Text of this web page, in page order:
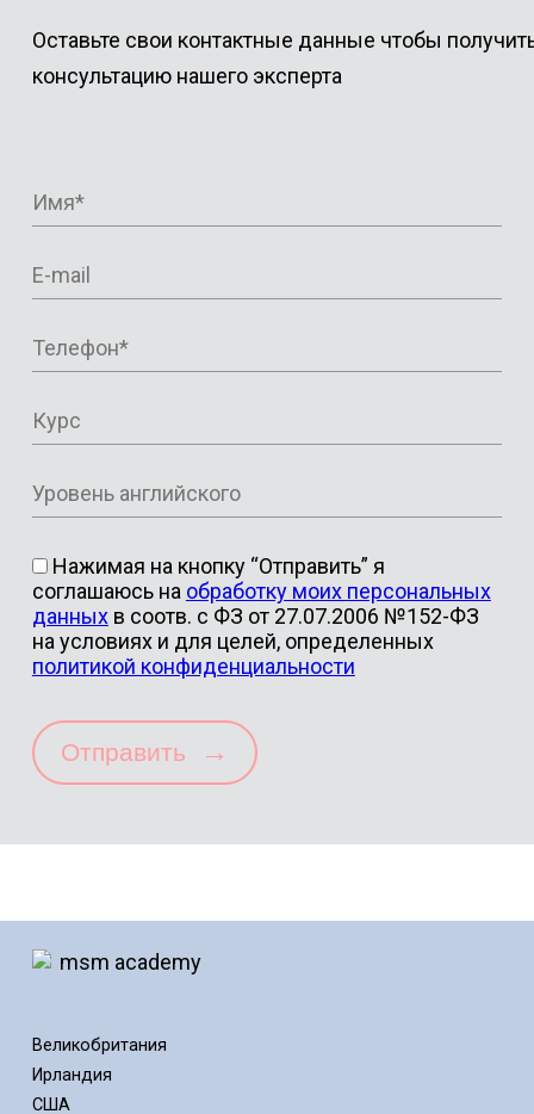
Оставьте свои контактные данные чтобы
консультацию нашего эксперта
Нажимая на кнопку “Отправить” я
соглашаюсь на обработку моих персональных
данныхв соотв. с ФЗ от 27.07.2006 №152-ФЗ
на условиях и для целей, определенных
политикой конфиденциальности
Отправить →
Великобритания
Ирландия
США